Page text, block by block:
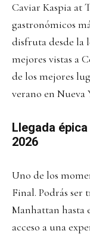
Caviar Kaspia at
gastronómicos
disfruta desde la
mejores vistas a
de los mejores
verano en Nueva
Llegada
2026
Uno de los
Final. Podrás ser
Manhattan hasta
acceso a una